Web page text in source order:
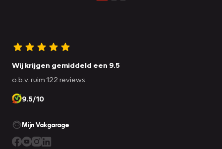
Wij krijgen gemiddeld een 9.5
o.b.v. ruim 122 reviews
9.5/10
Mijn Vakgarage